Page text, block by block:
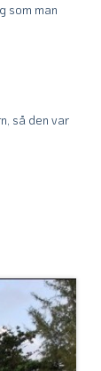
som man
så den var